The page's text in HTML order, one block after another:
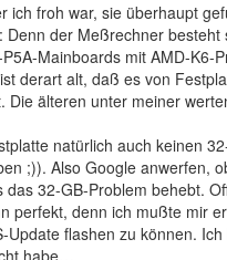
ich froh war, sie überhaupt
der Meßrechner
Mainboards mit AMD-K6-
derart alt, daß es von
Die älteren unter meiner
natürlich auch keinen
;)). Also Google anwerfen,
32-GB-Problem behebt.
perfekt, denn ich mußte mir
flashen zu können.
habe…